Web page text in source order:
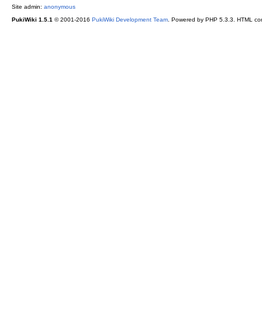
Site admin: anonymous
PukiWiki 1.5.1 © 2001-2016 PukiWiki Development Team. Powered by PHP 5.3.3. HTML